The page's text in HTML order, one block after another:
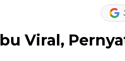
Viral,